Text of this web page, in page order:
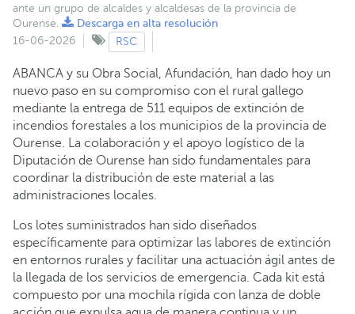
ante un grupo de alcaldes y alcaldesas de la provincia de
Ourense.
Descarga en alta resolución
16-06-2026
RSC
ABANCA y su Obra Social, Afundación, han dado hoy un
nuevo paso en su compromiso con el rural gallego
mediante la entrega de 511 equipos de extinción de
incendios forestales a los municipios de la provincia de
Ourense. La colaboración y el apoyo logístico de la
Diputación de Ourense han sido fundamentales para
coordinar la distribución de este material a las
administraciones locales.
Los lotes suministrados han sido diseñados
específicamente para optimizar las labores de extinción
en entornos rurales y facilitar una actuación ágil antes de
la llegada de los servicios de emergencia. Cada kit está
compuesto por una mochila rígida con lanza de doble